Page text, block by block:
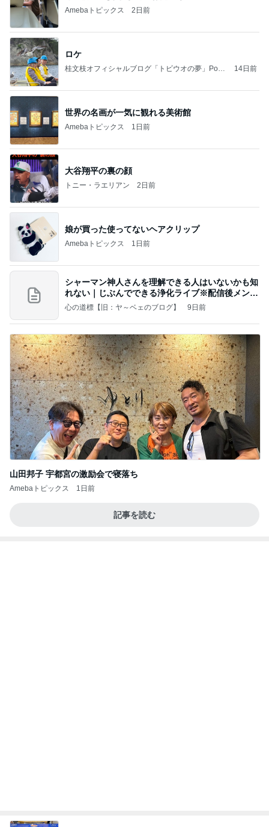
Amebaトピックス 2日前
ロケ
桂文枝オフィシャルブログ「トビウオの夢」Pow
14日前
世界の名画が一気に観れる美術館
Amebaトピックス 1日前
大谷翔平の裏の顔
トニー・ラエリアン 2日前
娘が買った使ってないヘアクリップ
Amebaトピックス 1日前
シャーマン神人さんを理解できる人はいないかも知
れない｜じぶんでできる浄化ライブ※配信後メンバ
ー限
心の道標【旧：ヤ～ベェのブログ】 9日前
山田邦子 宇都宮の激励会で寝落ち
Amebaトピックス 1日前
記事を読む